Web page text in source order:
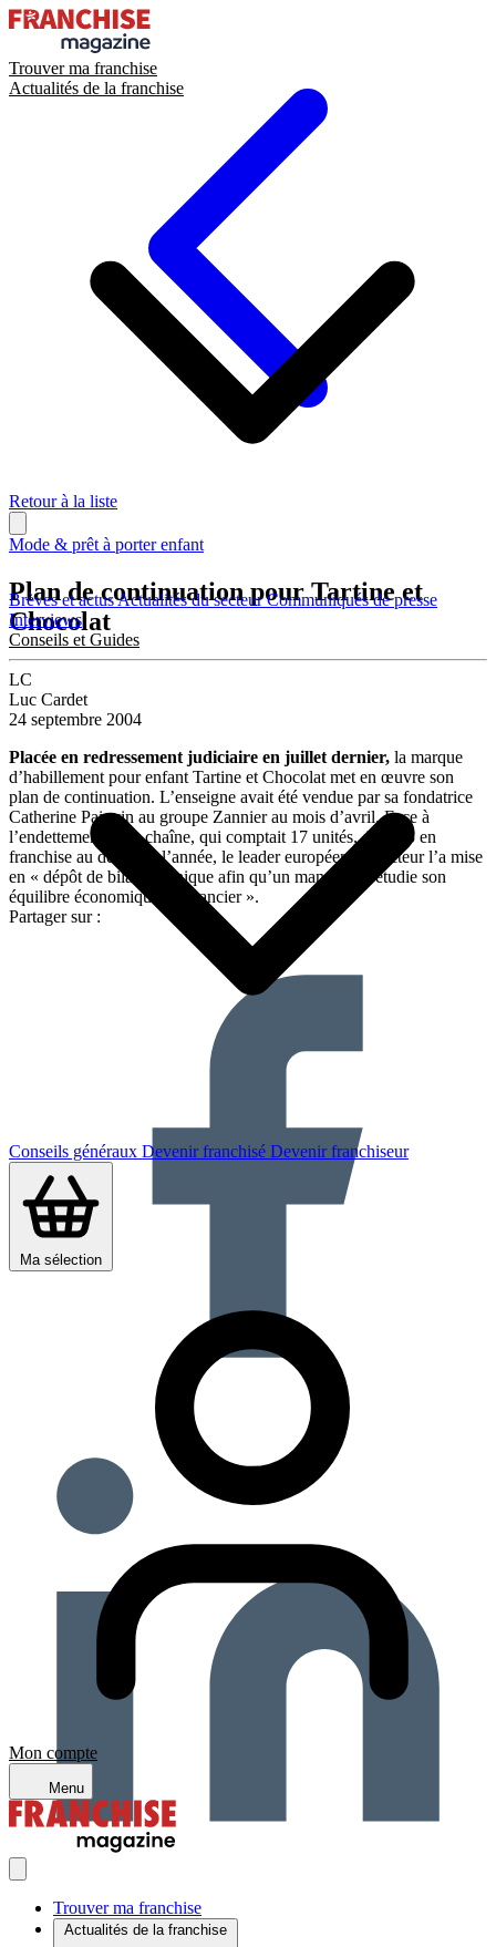
Trouver ma franchise
Actualités de la franchise
Brèves et actusActualités du secteurCommuniqués de presse
Interviews
Conseils et Guides
Conseils généraux Devenir franchisé Devenir franchiseur
Ma sélection
Mon compte
Menu
Trouver ma franchise
Actualités de la franchise
Retour à la liste
Mode & prêt à porter enfant
Plan de continuation pour Tartine et
Chocolat
LC
Luc Cardet
24 septembre 2004
Placée en redressement judiciaire en juillet dernier, la marque
d’habillement pour enfant Tartine et Chocolat met en œuvre son
plan de continuation. L’enseigne avait été vendue par sa fondatrice
Catherine Painvin au groupe Zannier au mois d’avril. Face à
l’endettement de la chaîne, qui comptait 17 unités, dont 15 en
franchise au début de l’année, le leader européen du secteur l’a mise
en « dépôt de bilan technique afin qu’un mandataire étudie son
équilibre économique et financier ».
Partager sur :